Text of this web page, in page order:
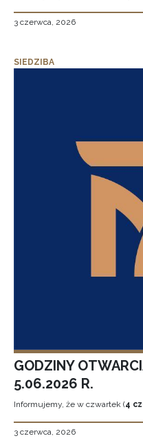
3 czerwca, 2026
SIEDZIBA
GODZINY
5.06.2026 R.
Informujemy, że w czwartek (4
3 czerwca, 2026